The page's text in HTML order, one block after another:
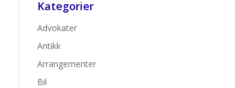
Kategorier
Advokater
Antikk
Arrangementer
Bil